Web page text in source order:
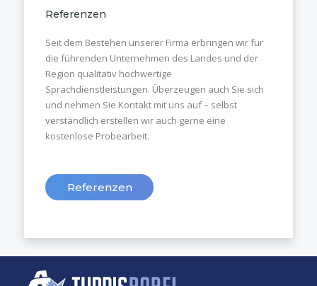
Referenzen
Seit dem Bestehen unserer Firma erbringen wir für
die führenden Unternehmen des Landes und der
Region qualitativ hochwertige
Sprachdienstleistungen. Überzeugen auch Sie sich
und nehmen Sie Kontakt mit uns auf – selbst
verständlich erstellen wir auch gerne eine
kostenlose Probearbeit.
Referenzen